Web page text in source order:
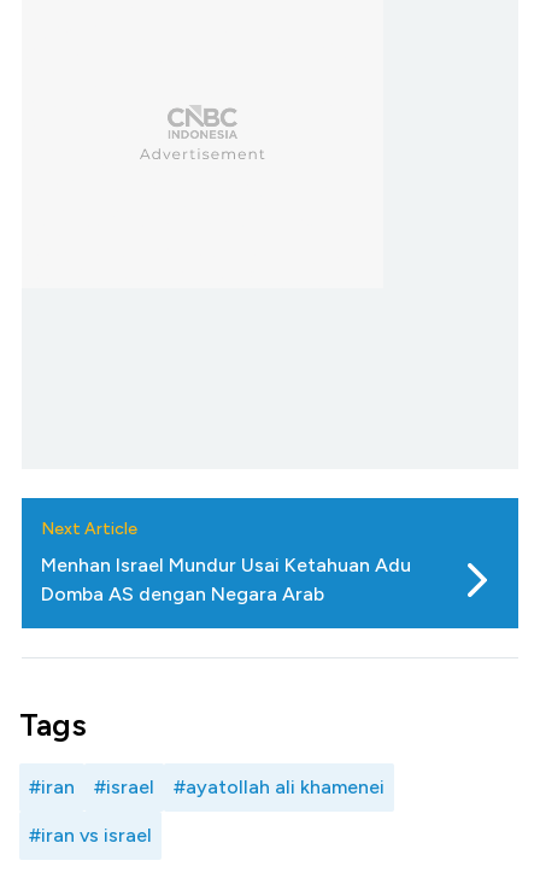
Next Article
Menhan Israel Mundur Usai Ketahuan Adu
Domba AS dengan Negara Arab
Tags
#iran #israel #ayatollah ali khamenei
#iran vs israel